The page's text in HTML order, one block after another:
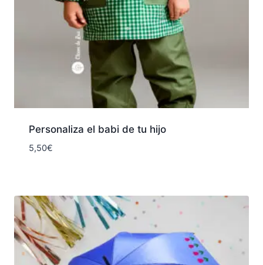
Personaliza el babi de tu hijo
5,50€